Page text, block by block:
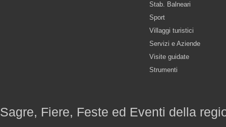
Stab. Balneari
Sport
Villaggi turistici
Servizi e Aziende
Visite guidate
Strumenti
Sagre, Fiere, Feste ed Eventi della